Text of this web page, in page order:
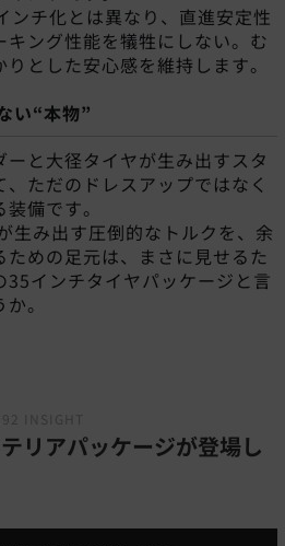
ンチ化とは異なり、直進安定性
ング性能を犠牲にしない。む
とした安心感を維持します。
い“本物”
と大径タイヤが生み出すスタ
ただのドレスアップではなく
備です。
生み出す圧倒的なトルクを、余
めの足元は、まさに見せるた
インチタイヤパッケージと言
。
INSIGHT
リアパッケージが登場し